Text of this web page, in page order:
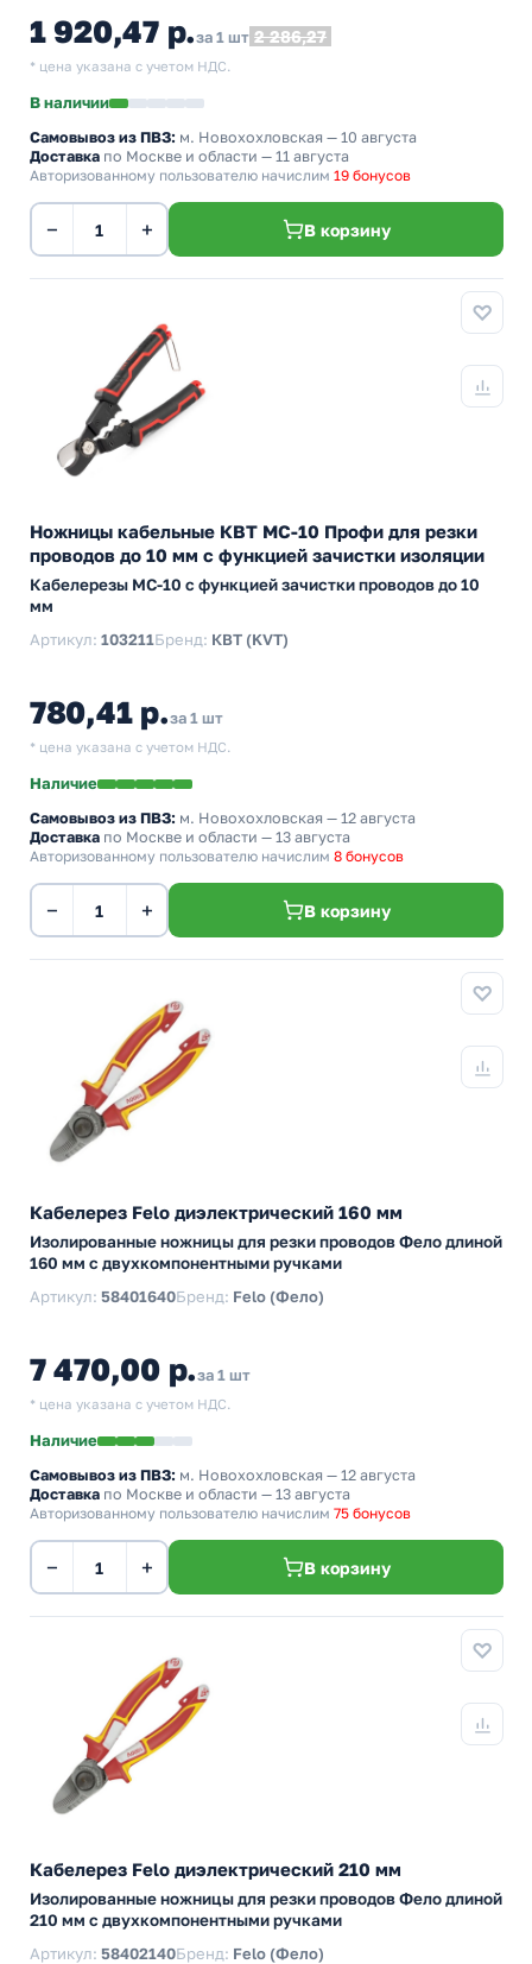
1 920,47 р.за 1 шт 2 286,27
* цена указана с учетом НДС.
В наличии
Самовывоз из ПВЗ: м. Новохохловская — 10 августа
Доставка по Москве и области — 11 августа
Авторизованному пользователю начислим 19 бонусов
− + В корзину
Ножницы кабельные КВТ МС-10 Профи для резки
проводов до 10 мм с функцией зачистки изоляции
Кабелерезы MC-10 с функцией зачистки проводов до 10
мм
Артикул: 103211Бренд: КВТ (KVT)
780,41 р.за 1 шт
* цена указана с учетом НДС.
Наличие
Самовывоз из ПВЗ: м. Новохохловская — 12 августа
Доставка по Москве и области — 13 августа
Авторизованному пользователю начислим 8 бонусов
− + В корзину
Кабелерез Felo диэлектрический 160 мм
Изолированные ножницы для резки проводов Фело длиной
160 мм с двухкомпонентными ручками
Артикул: 58401640Бренд: Felo (Фело)
7 470,00 р.за 1 шт
* цена указана с учетом НДС.
Наличие
Самовывоз из ПВЗ: м. Новохохловская — 12 августа
Доставка по Москве и области — 13 августа
Авторизованному пользователю начислим 75 бонусов
− + В корзину
Кабелерез Felo диэлектрический 210 мм
Изолированные ножницы для резки проводов Фело длиной
210 мм с двухкомпонентными ручками
Артикул: 58402140Бренд: Felo (Фело)